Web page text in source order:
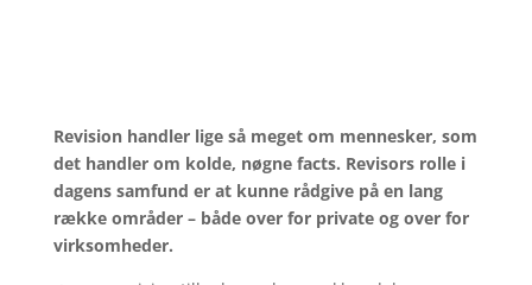
Revision handler lige så meget om mennesker, som
det handler om kolde, nøgne facts. Revisors rolle i
dagens samfund er at kunne rådgive på en lang
række områder – både over for private og over for
virksomheder.